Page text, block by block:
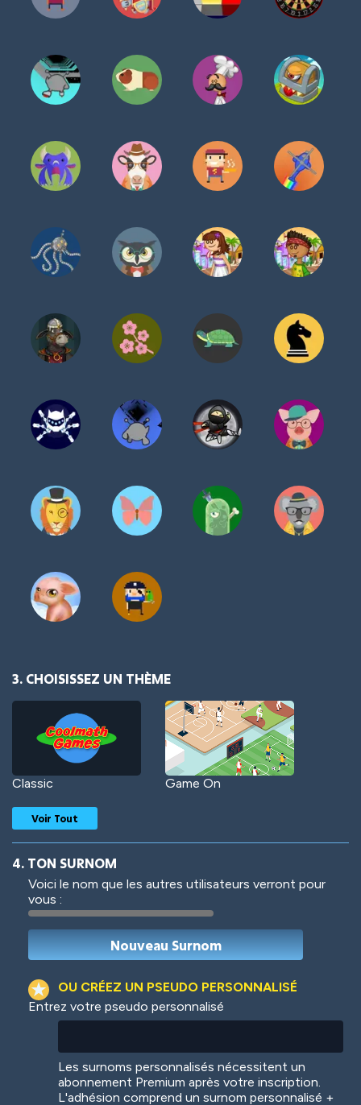
3. CHOISISSEZ UN THÈME
Classic Game On
Woof
Colorful
Voir Tout
4. TON SURNOM
Voici le nom que les autres utilisateurs verront pour
vous :
OU CRÉEZ UN PSEUDO PERSONNALISÉ
Entrez votre pseudo personnalisé
Les surnoms personnalisés nécessitent un
abonnement Premium après votre inscription.
L'adhésion comprend un surnom personnalisé +